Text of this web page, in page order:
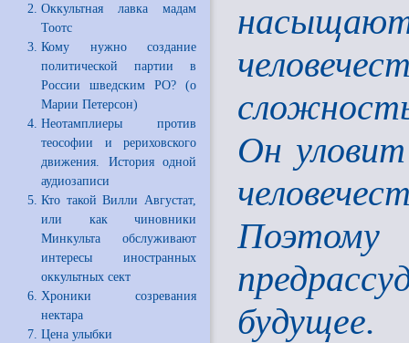
Оккультная лавка мадам
Тоотс
Кому нужно создание
политической партии в
России шведским РО? (о
Марии Петерсон)
Неотамплиеры против
теософии и рериховского
движения. История одной
аудиозаписи
Кто такой Вилли Августат,
или как чиновники
Минкульта обслуживают
интересы иностранных
оккультных сект
Хроники созревания
нектара
Цена улыбки
насыщают
Он уловит
будущее.